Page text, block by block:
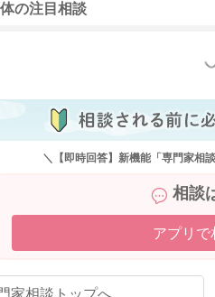
の注目相談
もっと
＼【即時回答】新機能「専門家相
相談
アプリで
家相談トップへ